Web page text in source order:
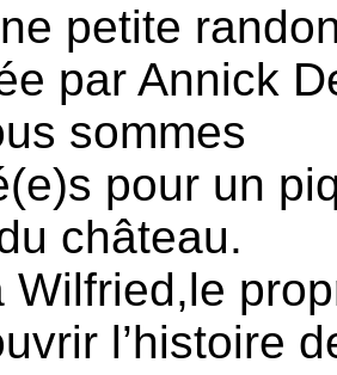
petite
par Annick
sommes
pour un
château.
Wilfried,le
l’histoire